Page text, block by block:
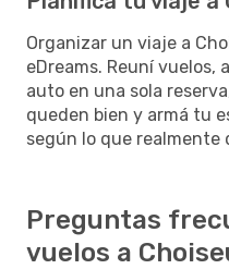
Organizar un viaje a
eDreams. Reuní vuelos,
auto en una sola
queden bien y armá tu
según lo que realmente
Preguntas
vuelos a